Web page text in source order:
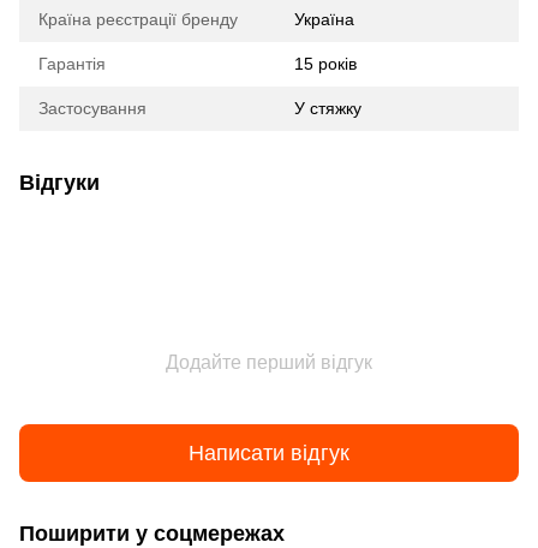
Країна реєстрації бренду Україна
Гарантія 15 років
Застосування У стяжку
Відгуки
Додайте перший відгук
Написати відгук
Поширити у соцмережах